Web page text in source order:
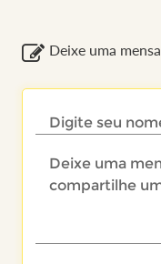
Deixe uma